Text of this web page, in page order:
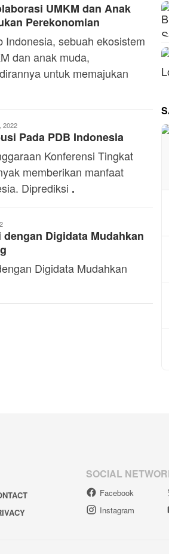
UMKM dan Anak
Perekonomian
Indonesia, sebuah ekosistem
dan anak muda,
untuk memajukan
2022
Pada PDB Indonesia
Konferensi Tingkat
memberikan manfaat
Diprediksi .
Digidata Mudahkan
Digidata Mudahkan
SOCIAL
Facebook
Instagram